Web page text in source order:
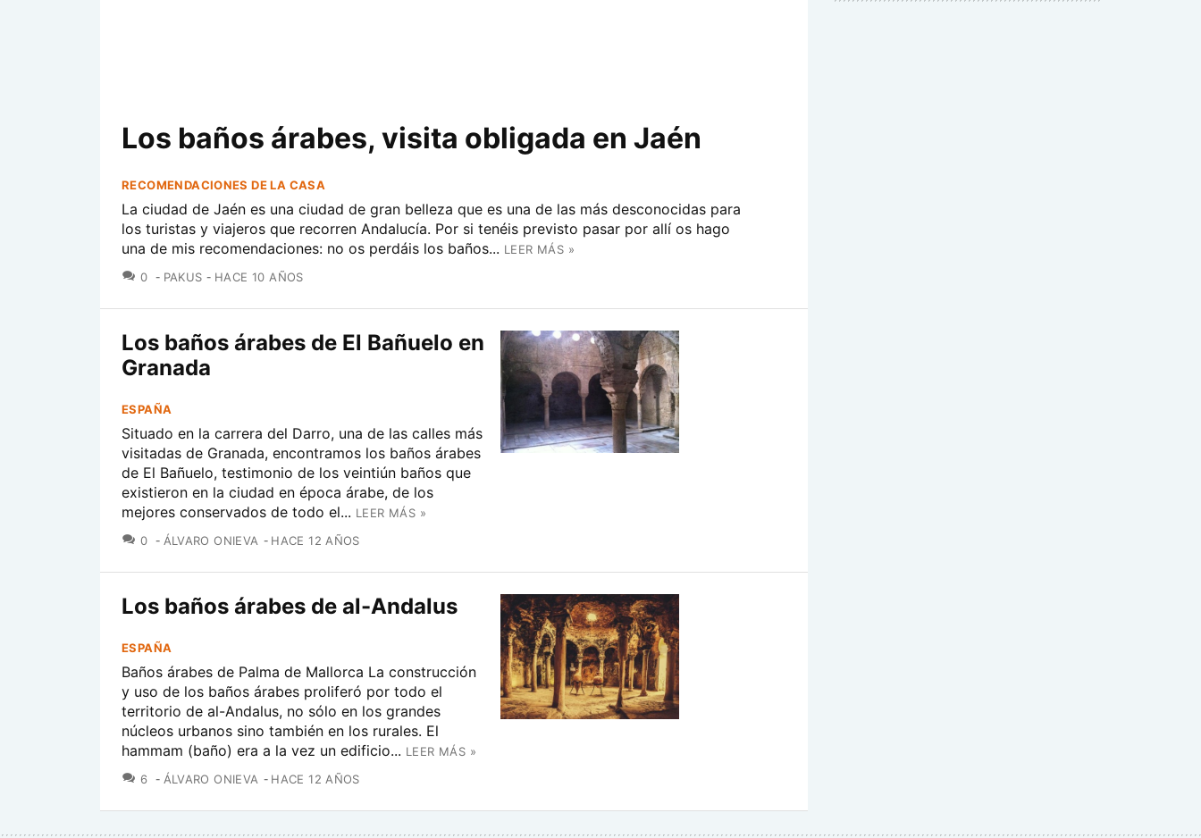
Los baños árabes, visita obligada en Jaén
RECOMENDACIONES DE LA CASA
La ciudad de Jaén es una ciudad de gran belleza que es una de las más desconocidas para
los turistas y viajeros que recorren Andalucía. Por si tenéis previsto pasar por allí os hago
una de mis recomendaciones: no os perdáis los baños... LEER MÁS »
0 COMENTARIOS
PAKUS HACE 10 AÑOS
Los baños árabes de El Bañuelo en
Granada
ESPAÑA
Situado en la carrera del Darro, una de las calles más
visitadas de Granada, encontramos los baños árabes
de El Bañuelo, testimonio de los veintiún baños que
existieron en la ciudad en época árabe, de los
mejores conservados de todo el... LEER MÁS »
0 COMENTARIOS
ÁLVARO ONIEVA HACE 12 AÑOS
Los baños árabes de al-Andalus
ESPAÑA
Baños árabes de Palma de Mallorca La construcción
y uso de los baños árabes proliferó por todo el
territorio de al-Andalus, no sólo en los grandes
núcleos urbanos sino también en los rurales. El
hammam (baño) era a la vez un edificio... LEER MÁS »
6 COMENTARIOS
ÁLVARO ONIEVA HACE 12 AÑOS